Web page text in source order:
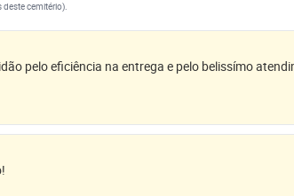
deste cemitério).
pelo eficiência na entrega e pelo belissímo